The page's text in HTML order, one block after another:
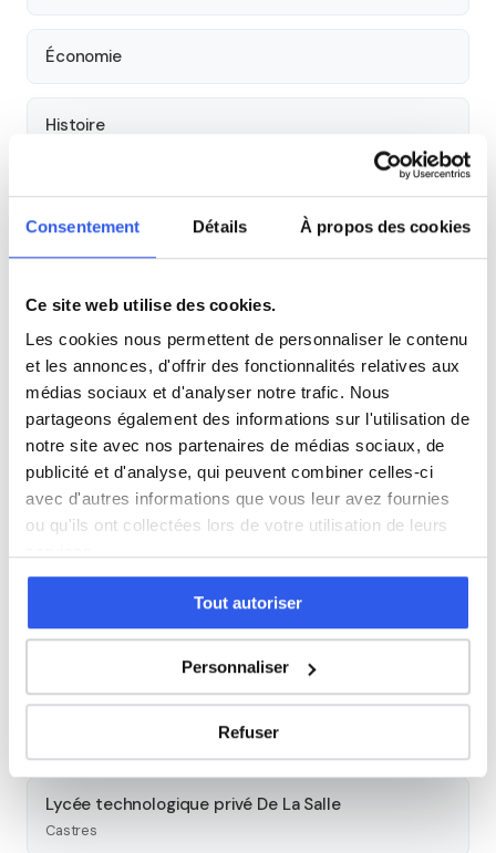
Consentement Détails À propos des cookies
Ce site web utilise des cookies.
Les cookies nous permettent de personnaliser le contenu
et les annonces, d'offrir des fonctionnalités relatives aux
médias sociaux et d'analyser notre trafic. Nous
partageons également des informations sur l'utilisation de
notre site avec nos partenaires de médias sociaux, de
publicité et d'analyse, qui peuvent combiner celles-ci
avec d'autres informations que vous leur avez fournies
ou qu'ils ont collectées lors de votre utilisation de leurs
Tout autoriser
Personnaliser
Refuser
Économie
Histoire
Cours par niveau
Tous les cours particuliers à Albi
Découvrez l'ensemble de notre offre à Albi : Voir tous les
cours à Albi →
Autres lycées à proximité
Lycée général Lapérouse
Albi
Section d'enseignement général et technologique
du Lycée professionnel privé Sainte-Dominique
Lycée technologique privé De La Salle
Castres